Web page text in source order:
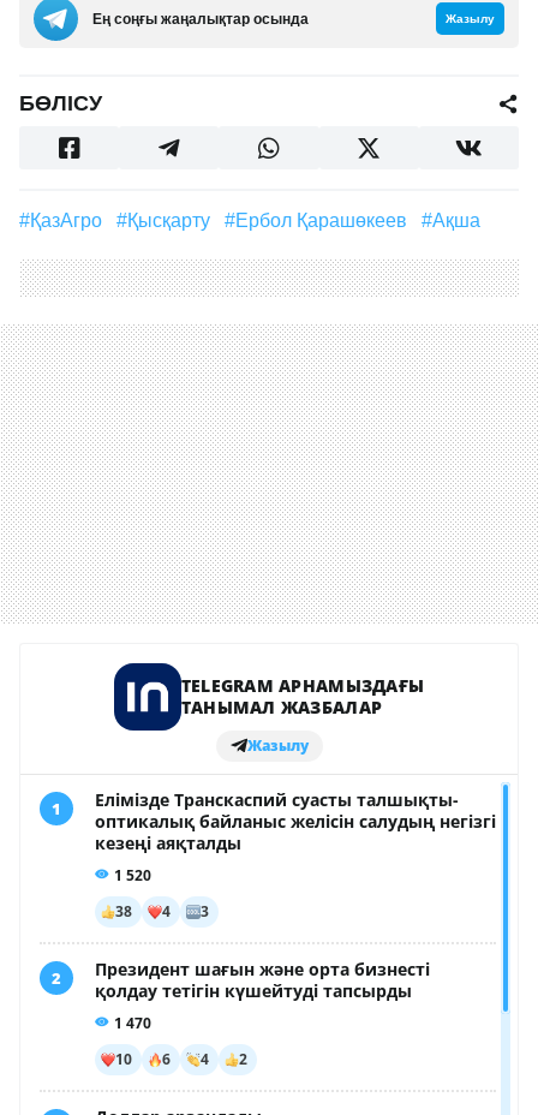
Ең соңғы жаңалықтар осында Жазылу
БӨЛІСУ
#ҚазАгро #қысқарту #Ербол Қарашөкеев #ақша